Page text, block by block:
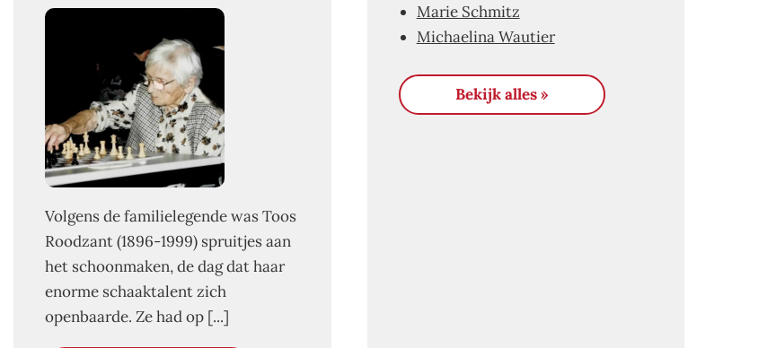
Volgens de familielegende was Toos
Roodzant (1896-1999) spruitjes aan
het schoonmaken, de dag dat haar
enorme schaaktalent zich
openbaarde. Ze had op [...]
Marie Schmitz
Michaelina Wautier
Bekijk alles »